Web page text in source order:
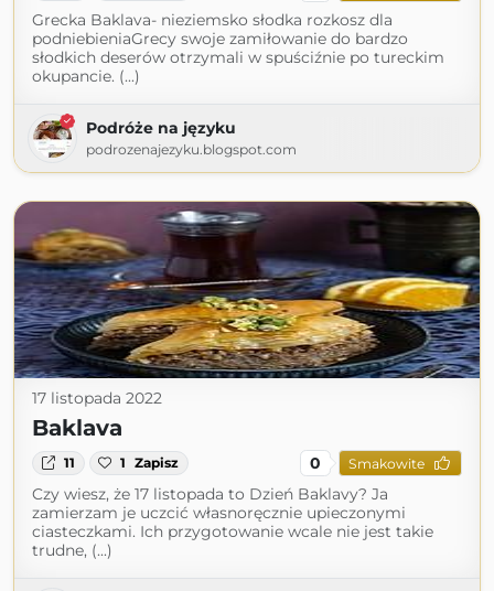
Grecka Baklava- nieziemsko słodka rozkosz dla
podniebieniaGrecy swoje zamiłowanie do bardzo
słodkich deserów otrzymali w spuściźnie po tureckim
okupancie. (...)
Podróże na języku
podrozenajezyku.blogspot.com
17 listopada 2022
Baklava
11 1 Zapisz 0 Smakowite
Czy wiesz, że 17 listopada to Dzień Baklavy? Ja
zamierzam je uczcić własnoręcznie upieczonymi
ciasteczkami. Ich przygotowanie wcale nie jest takie
trudne, (...)